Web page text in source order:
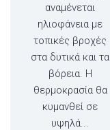
αναμένεται
ηλιοφάνεια με
τοπικές βροχές
στα δυτικά και τα
βόρεια. Η
θερμοκρασία θα
κυμανθεί σε
υψηλά...